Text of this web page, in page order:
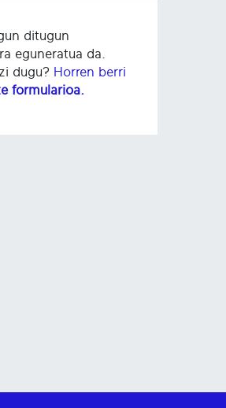
ditugun
eguneratua da.
dugu? Horren berri
formularioa.